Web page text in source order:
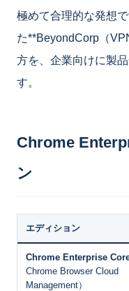
極めて合理的な発想
た**BeyondCorp（
方を、企業向けに製
す。
Chrome
ン
エディション
Chrome Enterprise
Chrome Browser Cloud
Management）